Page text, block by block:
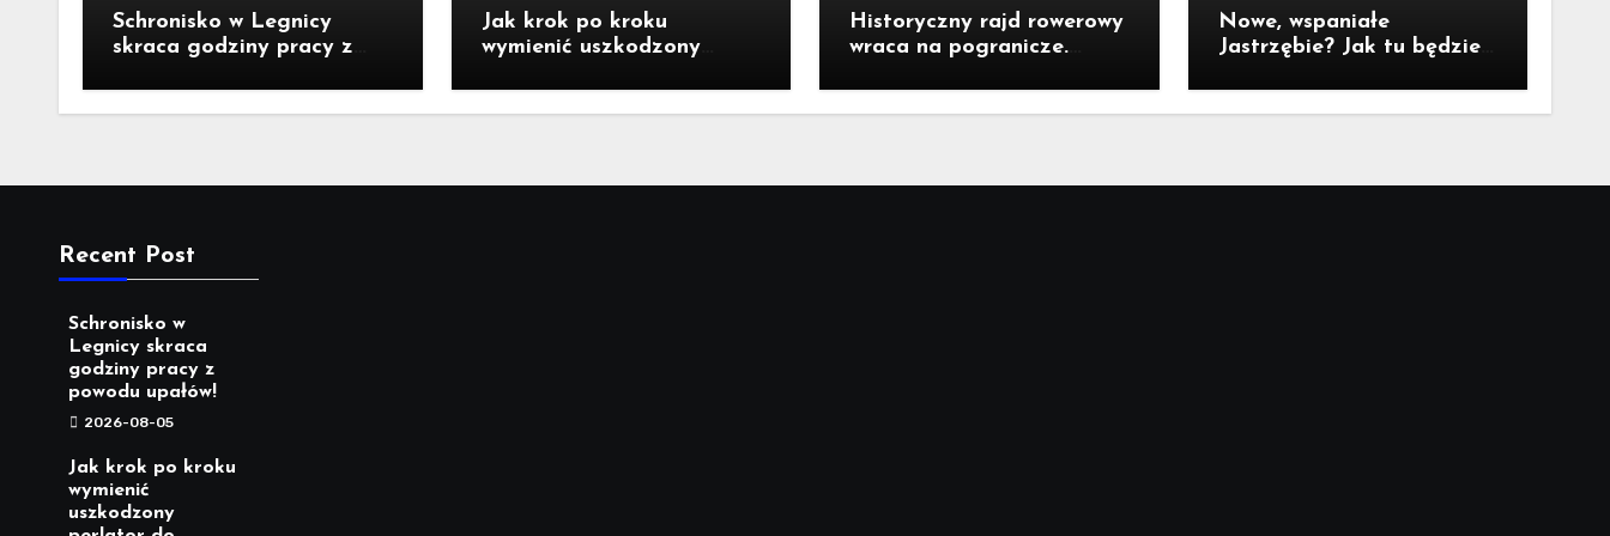
Schronisko w Legnicy
skraca godziny pracy z
Jak krok po kroku
wymienić uszkodzony
Historyczny rajd rowerowy
wraca na pogranicze.
dołączyć
Nowe, wspaniałe
Jastrzębie? Jak tu będzie
Recent Post
Schronisko w
Legnicy skraca
godziny pracy z
powodu upałów!
2026-08-05
Jak krok po kroku
wymienić
uszkodzony